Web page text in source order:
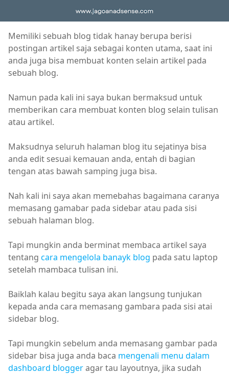
Memiliki sebuah blog tidak hanay berupa berisi
postingan artikel saja sebagai konten utama, saat ini
anda juga bisa membuat konten selain artikel pada
sebuah blog.
Namun pada kali ini saya bukan bermaksud untuk
memberikan cara membuat konten blog selain tulisan
atau artikel.
Maksudnya seluruh halaman blog itu sejatinya bisa
anda edit sesuai kemauan anda, entah di bagian
tengan atas bawah samping juga bisa.
Nah kali ini saya akan memebahas bagaimana caranya
memasang gamabar pada sidebar atau pada sisi
sebuah halaman blog.
Tapi mungkin anda berminat membaca artikel saya
tentang cara mengelola banayk blog pada satu laptop
setelah mambaca tulisan ini.
Baiklah kalau begitu saya akan langsung tunjukan
kepada anda cara memasang gambara pada sisi atai
sidebar blog.
Tapi mungkin sebelum anda memasang gambar pada
sidebar bisa juga anda baca mengenali menu dalam
dashboard bloggeragar tau layoutnya, jika sudah